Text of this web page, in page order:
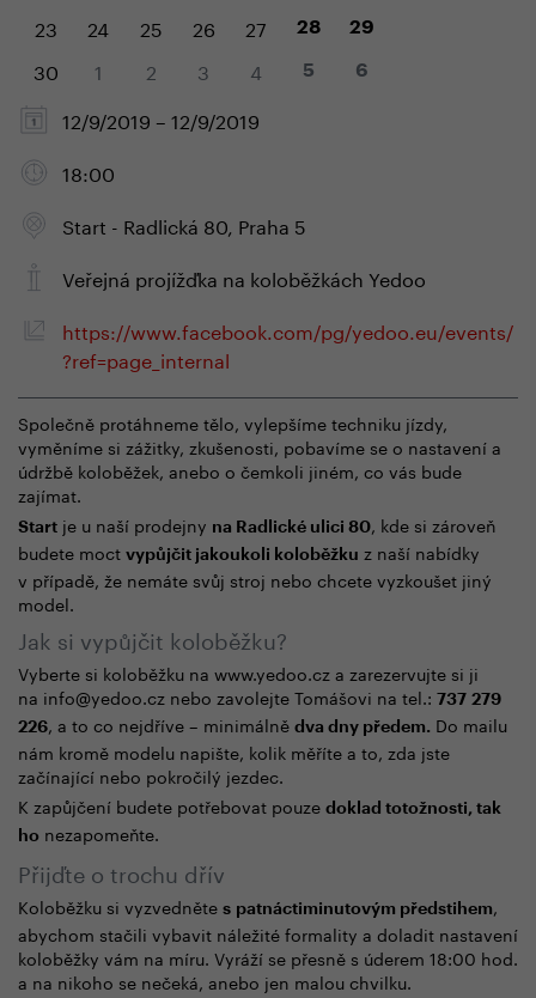
23 24 25 26 27 28 29
30 1 2 3 4 5 6
12/9/2019 – 12/9/2019
18:00
Start - Radlická 80, Praha 5
Veřejná projížďka na koloběžkách Yedoo
https://www.facebook.com/pg/yedoo.eu/events/
?ref=page_internal
Společně protáhneme tělo, vylepšíme techniku jízdy,
vyměníme si zážitky, zkušenosti, pobavíme se o nastavení a
údržbě koloběžek, anebo o čemkoli jiném, co vás bude
zajímat.
Start je u naší prodejny na Radlické ulici 80, kde si zároveň
budete moct vypůjčit jakoukoli koloběžku z naší nabídky
v případě, že nemáte svůj stroj nebo chcete vyzkoušet jiný
model.
Jak si vypůjčit koloběžku?
Vyberte si koloběžku na www.yedoo.cz a zarezervujte si ji
na info@yedoo.cz nebo zavolejte Tomášovi na tel.: 737 279
226, a to co nejdříve – minimálně dva dny předem. Do mailu
nám kromě modelu napište, kolik měříte a to, zda jste
začínající nebo pokročilý jezdec.
K zapůjčení budete potřebovat pouze doklad totožnosti, tak
ho nezapomeňte.
Přijďte o trochu dřív
Koloběžku si vyzvedněte s patnáctiminutovým předstihem,
abychom stačili vybavit náležité formality a doladit nastavení
koloběžky vám na míru. Vyráží se přesně s úderem 18:00 hod.
a na nikoho se nečeká, anebo jen malou chvilku.